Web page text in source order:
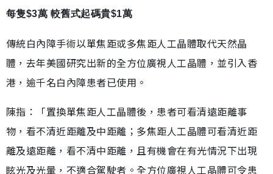
每隻$3萬 較舊式起碼貴$1萬
傳統白內障手術以單焦距或多焦距人工晶體取代天然晶
體，去年美國研究出新的全方位廣視人工晶體，並引入香
港，逾千名白內障患者已使用。
陳指：「置換單焦距人工晶體後，患者可看清遠距離事
物，看不清近距離及中距離；多焦距人工晶體可看清近距
離及遠距離，看不清中距離，且有機會在有光情況下出現
眩光及光暈，不適合駕駛者。全方位廣視人工晶體可令患